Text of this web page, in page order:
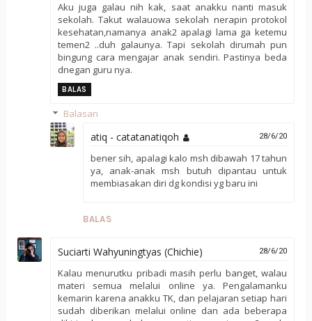
Aku juga galau nih kak, saat anakku nanti masuk
sekolah. Takut walauowa sekolah nerapin protokol
kesehatan,namanya anak2 apalagi lama ga ketemu
temen2 ..duh galaunya. Tapi sekolah dirumah pun
bingung cara mengajar anak sendiri. Pastinya beda
dnegan guru nya.
BALAS
Balasan
atiq - catatanatiqoh 28/6/20
bener sih, apalagi kalo msh dibawah 17 tahun
ya, anak-anak msh butuh dipantau untuk
membiasakan diri dg kondisi yg baru ini
BALAS
Suciarti Wahyuningtyas (Chichie) 28/6/20
Kalau menurutku pribadi masih perlu banget, walau
materi semua melalui online ya. Pengalamanku
kemarin karena anakku TK, dan pelajaran setiap hari
sudah diberikan melalui online dan ada beberapa